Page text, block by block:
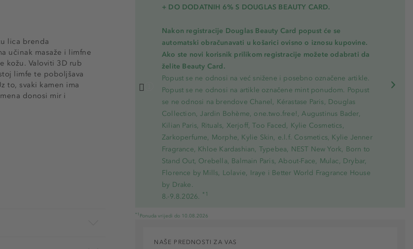
+ DO DODATNIH 6% S DOUGLAS BEAUTY CARD.
Nakon registracije Douglas Beauty Card popust će se
automatski obračunavati u košarici ovisno o iznosu kupovine.
Ako ste novi korisnik prilikom registracije možete odabrati da
želite Beauty Card.
Popust se ne odnosi na već snižene i posebno označene artikle.
Popust se ne odnosi na artikle označene mint ponudom. Popust
se ne odnosi na brendove Chanel, Kérastase Paris, Douglas
Collection, Jardin Bohème, one.two.free!, Augustinus Bader,
Kilian Paris, Rituals, Xerjoff, Too Faced, Kylie Cosmetics,
Zarkoperfume, Morphe, Kylie Skin, e.l.f. Cosmetics, Kylie Jenner
Fragrance, Khloe Kardashian, Typebea, NEST New York, Born to
Stand Out, Orebella, Balmain Paris, About-Face, Mulac, Drybar,
Florence by Mills, Lolavie, Iraye i Better World Fragrance House
by Drake.
8.-9.8.2026. *1
*1 Ponuda vrijedi do 10.08.2026
lica brenda
učinak masaže i limfne
kožu. Valoviti 3D rub
limfe te poboljšava
to, svaki kamen ima
donosi mir i
NAŠE PREDNOSTI ZA VAS